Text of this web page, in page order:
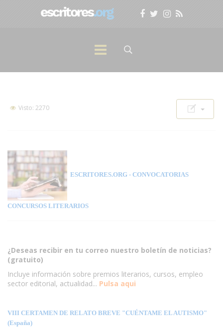
Visto: 2270
ESCRITORES.ORG - CONVOCATORIAS
CONCURSOS LITERARIOS
¿Deseas recibir en tu correo nuestro boletín de noticias?
(gratuito)
Incluye información sobre premios literarios, cursos, empleo
sector editorial, actualidad... Pulsa aqui
VIII CERTAMEN DE RELATO BREVE "CUÉNTAME EL AUTISMO"
(España)